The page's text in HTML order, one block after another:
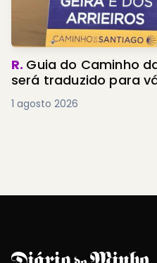
R. Guia do Caminho
será traduzido para
1 agosto 2026